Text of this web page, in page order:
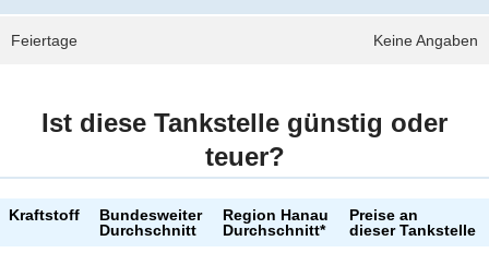
Keine Angaben
Feiertage
Ist diese Tankstelle günstig oder
teuer?
Kraftstoff
Bundesweiter
Durchschnitt
Region Hanau
Durchschnitt*
Preise an
dieser Tankstelle